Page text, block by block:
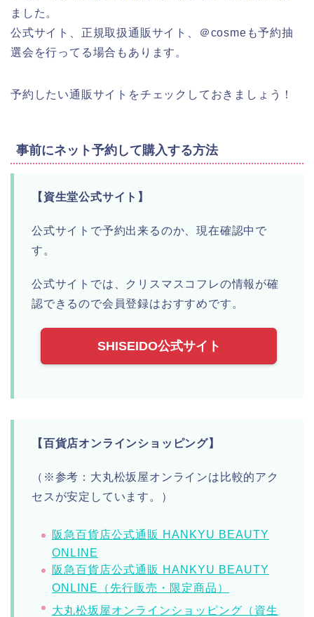
ました。
公式サイト、正規取扱通販サイト、＠cosmeも予約抽
選会を行ってる場合もあります。
予約したい通販サイトをチェックしておきましょう！
事前にネット予約して購入する方法
【資生堂公式サイト】
公式サイトで予約出来るのか、現在確認中で
す。
公式サイトでは、クリスマスコフレの情報が確
認できるので会員登録はおすすめです。
SHISEIDO公式サイト
【百貨店オンラインショッピング】
（※参考：大丸松坂屋オンラインは比較的アク
セスが安定しています。）
阪急百貨店公式通販 HANKYU BEAUTY
ONLINE
阪急百貨店公式通販 HANKYU BEAUTY
ONLINE（先行販売・限定商品）
大丸松坂屋オンラインショッピング（資生